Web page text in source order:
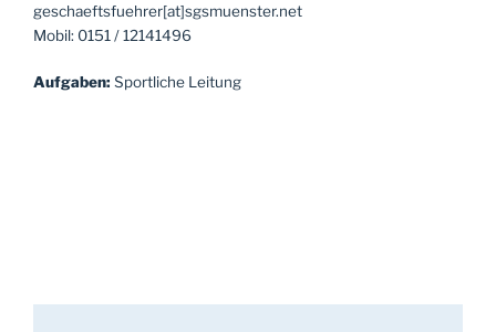
geschaeftsfuehrer[at]sgsmuenster.net
Mobil: 0151 / 12141496
Aufgaben: Sportliche Leitung